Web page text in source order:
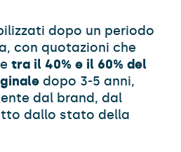
dopo un periodo
con quotazioni che
tra il 40% e il 60% del
dopo 3-5 anni,
dal brand, dal
dallo stato della